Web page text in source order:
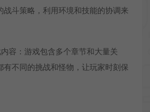
战斗策略，利用环境和技能的协调来
容：游戏包含多个章节和大量关
有不同的挑战和怪物，让玩家时刻保